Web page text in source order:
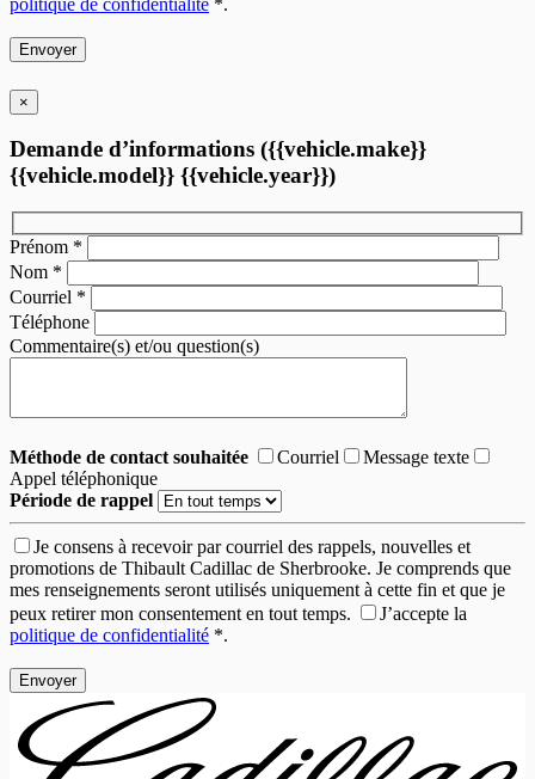
politique de confidentialité *.
×
Demande d’informations ({{vehicle.make}}
{{vehicle.model}} {{vehicle.year}})
Prénom *
Nom *
Courriel *
Téléphone
Commentaire(s) et/ou question(s)
Méthode de contact souhaitée Courriel
Message texte
Appel téléphonique
Période de rappel
Je consens à recevoir par courriel des rappels, nouvelles et
promotions de Thibault Cadillac de Sherbrooke. Je comprends que
mes renseignements seront utilisés uniquement à cette fin et que je
peux retirer mon consentement en tout temps.
J’accepte la
politique de confidentialité *.